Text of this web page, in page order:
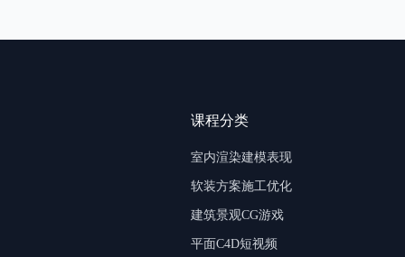
课程分类
室内渲染建模表现
软装方案施工优化
建筑景观CG游戏
平面C4D短视频